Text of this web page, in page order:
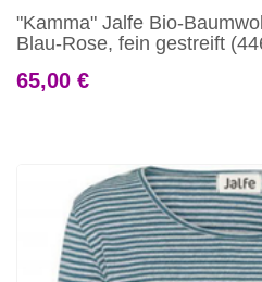
"Kamma" Jalfe Bio-
Blau-Rose, fein gestreift
65,00 €